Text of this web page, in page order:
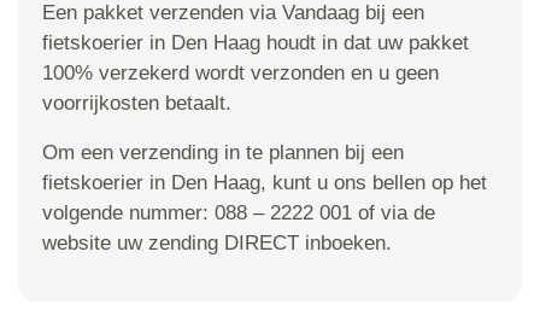
Een pakket verzenden via Vandaag bij een
fietskoerier in Den Haag houdt in dat uw pakket
100% verzekerd wordt verzonden en u geen
voorrijkosten betaalt.
Om een verzending in te plannen bij een
fietskoerier in Den Haag, kunt u ons bellen op het
volgende nummer: 088 – 2222 001 of via de
website uw zending DIRECT inboeken.